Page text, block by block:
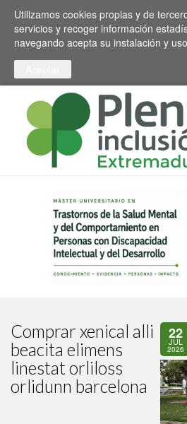
Pasar al contenido principal
Toggle high contrast
Utilizamos cookies propias y de
servicios y recoger información
navegando acepta su instalación y
Comprar xenical alli
beacita elimens
linestat orliloss
orlidunn barcelona
22
JUL
2026